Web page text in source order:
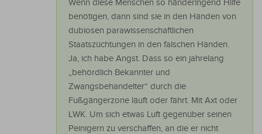
Wenn diese Menschen so händeringend Hilfe
benötigen, dann sind sie in den Händen von
dubiosen parawissenschaftlichen
Staatszüchtungen in den falschen Händen.
Ja, ich habe Angst. Dass so ein jahrelang
„behördlich Bekannter und
Zwangsbehandelter“ durch die
Fußgängerzone läuft oder fährt. Mit Axt oder
LWK. Um sich etwas Luft gegenüber seinen
Peinigern zu verschaffen, an die er nicht